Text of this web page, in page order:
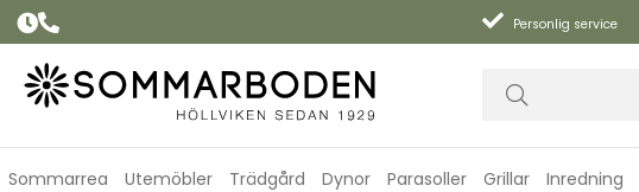
Personlig service
Sommarrea Utemöbler Trädgård Dynor Parasoller Grillar Inredning